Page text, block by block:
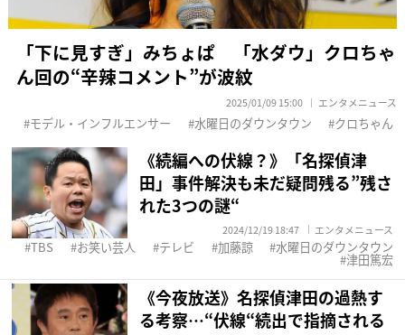
「下に見すぎ」みちょぱ 「水ダウ」クロちゃ
ん回の“辛辣コメント”が波紋
2025/01/09 15:00 エンタメニュース
モデル・インフルエンサー 水曜日のダウンタウン クロちゃん
《続編への伏線？》「名探偵津
田」事件解決も未だ疑問残る”残さ
れた3つの謎“
2024/12/19 18:47 エンタメニュース
TBS お笑い芸人 テレビ 加藤諒 水曜日のダウンタウン
津田篤宏
《今夜放送》名探偵津田の過熱す
る考察…“伏線“続出で指摘される